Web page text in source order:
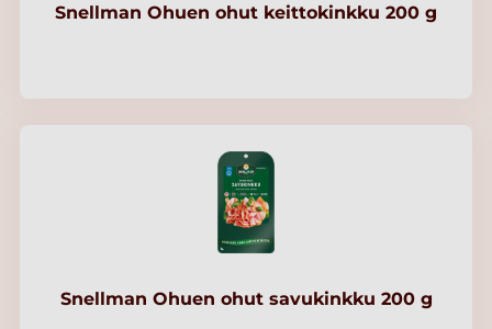
Snellman Ohuen ohut keittokinkku 200 g
Snellman Ohuen ohut savukinkku 200 g